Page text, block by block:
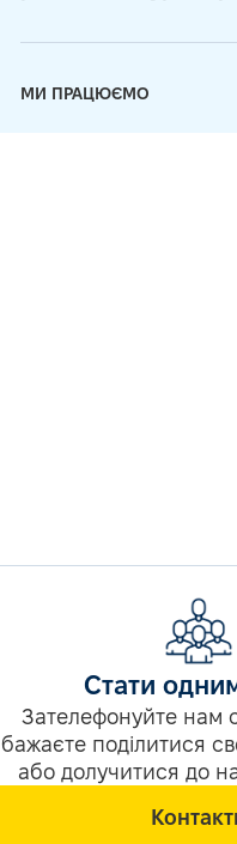
МИ ПРАЦЮЄМО
Стати
Зателефонуйте нам
бажаєте поділитися
або долучитися до